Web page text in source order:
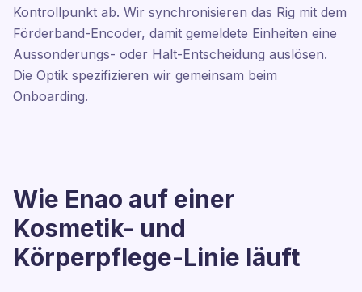
Kontrollpunkt ab. Wir synchronisieren das Rig mit dem
Förderband-Encoder, damit gemeldete Einheiten eine
Aussonderungs- oder Halt-Entscheidung auslösen.
Die Optik spezifizieren wir gemeinsam beim
Onboarding.
Wie Enao auf einer
Kosmetik- und
Körperpflege-Linie läuft